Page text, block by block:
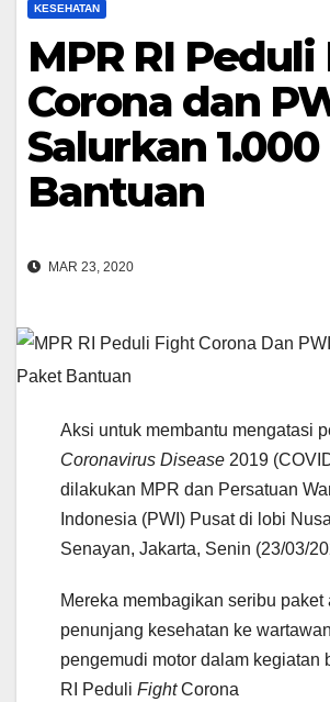
KESEHATAN
MPR RI
Corona dan
Salurkan
Bantuan
MAR 23, 2020
Aksi untuk membantu mengatasi
Coronavirus Disease 2019
dilakukan MPR dan Persatuan
Indonesia (PWI) Pusat di lobi
Senayan, Jakarta, Senin (23/03/
Mereka membagikan seribu paket
penunjang kesehatan ke
pengemudi motor dalam kegiatan
RI Peduli FightCorona